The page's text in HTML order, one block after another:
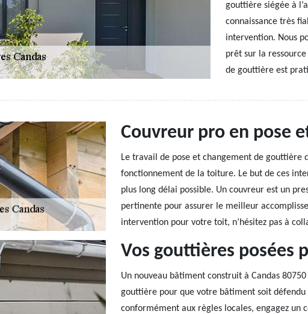
gouttière siégée à
connaissance très
intervention. Nous
prêt sur la
de gouttière est
Couvreur pro en pose
Le travail de pose et changement de
fonctionnement de la toiture. Le but de ces
plus long délai possible. Un couvreur est un
pertinente pour assurer le meilleur
intervention pour votre toit, n’hésitez pas à
Vos gouttières posées
Un nouveau bâtiment construit à Candas
gouttière pour que votre bâtiment soit
conformément aux règles locales, engagez un